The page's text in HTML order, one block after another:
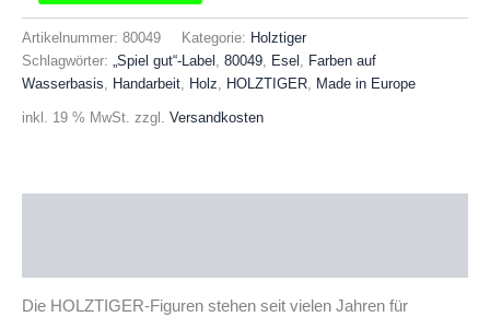
klein
Menge
Artikelnummer: 80049 Kategorie: Holztiger
Schlagwörter: „Spiel gut“-Label 80049 Esel
Farben auf
Wasserbasis
Handarbeit Holz HOLZTIGER Made in Europe
inkl. 19 % MwSt. zzgl. Versandkosten
Die HOLZTIGER-Figuren stehen seit vielen Jahren für